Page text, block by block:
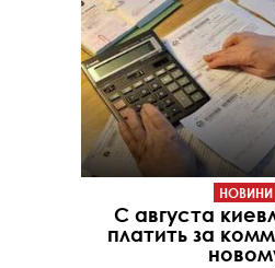
НОВИНИ
С августа
платить за